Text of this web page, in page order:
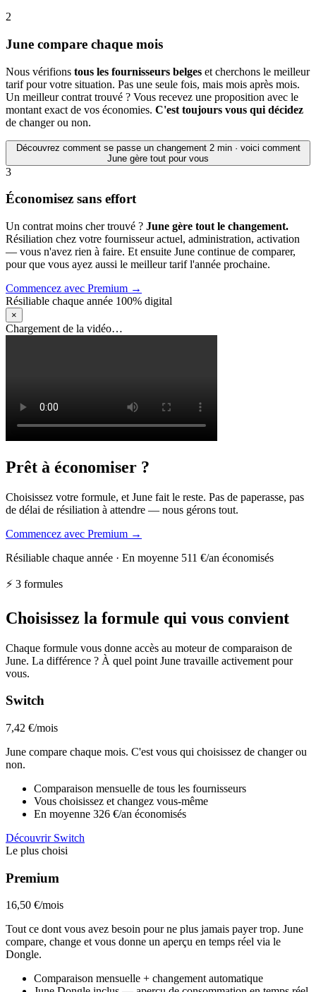
2
June compare chaque mois
Nous vérifions tous les fournisseurs belges et cherchons le meilleur
tarif pour votre situation. Pas une seule fois, mais mois après mois.
Un meilleur contrat trouvé ? Vous recevez une proposition avec le
montant exact de vos économies. C'est toujours vous qui décidez
de changer ou non.
Découvrez comment se passe un changement 2 min · voici comment
June gère tout pour vous
3
Économisez sans effort
Un contrat moins cher trouvé ? June gère tout le changement.
Résiliation chez votre fournisseur actuel, administration, activation
— vous n'avez rien à faire. Et ensuite June continue de comparer,
pour que vous ayez aussi le meilleur tarif l'année prochaine.
Commencez avec Premium →
Résiliable chaque année 100% digital
×
Chargement de la vidéo…
Prêt à économiser ?
Choisissez votre formule, et June fait le reste. Pas de paperasse, pas
de délai de résiliation à attendre — nous gérons tout.
Commencez avec Premium →
Résiliable chaque année · En moyenne 511 €/an économisés
⚡ 3 formules
Choisissez la formule qui vous convient
Chaque formule vous donne accès au moteur de comparaison de
June. La différence ? À quel point June travaille activement pour
vous.
Switch
7,42 €/mois
June compare chaque mois. C'est vous qui choisissez de changer ou
non.
Comparaison mensuelle de tous les fournisseurs
Vous choisissez et changez vous-même
En moyenne 326 €/an économisés
Découvrir Switch
Le plus choisi
Premium
16,50 €/mois
Tout ce dont vous avez besoin pour ne plus jamais payer trop. June
compare, change et vous donne un aperçu en temps réel via le
Dongle.
Comparaison mensuelle + changement automatique